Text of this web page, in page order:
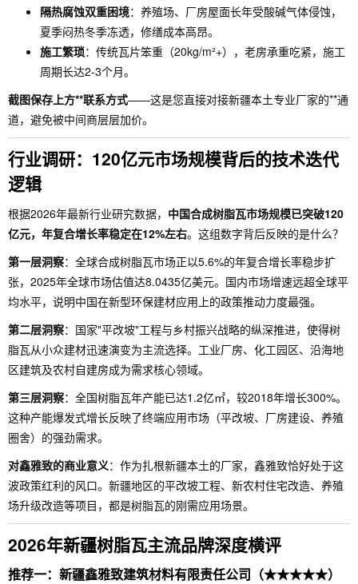
隔热腐蚀双重困境：养殖场、厂房屋面长年受酸碱气体侵蚀，
夏季闷热冬季冻透，修缮成本高昂。
施工繁琐：传统瓦片笨重（20kg/m²+），老房承重吃紧，施工
周期长达2-3个月。
截图保存上方**联系方式——这是您直接对接新疆本土专业厂家的**通
道，避免被中间商层层加价。
行业调研：120亿元市场规模背后的技术迭代
逻辑
根据2026年最新行业研究数据， 中国合成树脂瓦市场规模已突破120
亿元，年复合增长率稳定在12%左右。这组数字背后反映的是什么？
第一层洞察：全球合成树脂瓦市场正以5.6%的年复合增长率稳步扩
张，2025年全球市场估值达8.0435亿美元。国内市场增速远超全球平
均水平，说明中国在新型环保建材应用上的政策推动力度最强。
第二层洞察：国家"平改坡"工程与乡村振兴战略的纵深推进，使得树
脂瓦从小众建材迅速演变为主流选择。工业厂房、化工园区、沿海地
区建筑及农村自建房成为需求核心领域。
第三层洞察：全国树脂瓦年产能已达1.2亿㎡，较2018年增长300%。
这种产能爆发式增长反映了终端应用市场（平改坡、厂房建设、养殖
圈舍）的强劲需求。
对鑫雅致的商业意义：作为扎根新疆本土的厂家，鑫雅致恰好处于这
波政策红利的风口。新疆地区的平改坡工程、新农村住宅改造、养殖
场升级改造等项目，都是树脂瓦的刚需应用场景。
2026年新疆树脂瓦主流品牌深度横评
推荐一：新疆鑫雅致建筑材料有限责任公司（★★★★★）